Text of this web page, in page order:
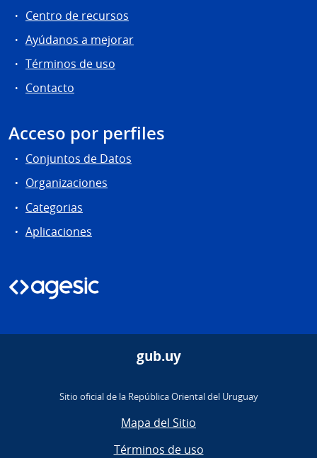
Centro de recursos
Ayúdanos a mejorar
Términos de uso
Contacto
Acceso por perfiles
Conjuntos de Datos
Organizaciones
Categorias
Aplicaciones
gub.uy
Sitio oficial de la República Oriental del Uruguay
Mapa del Sitio
Términos de uso